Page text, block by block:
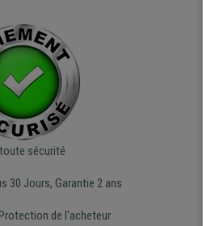
sécurité
30 Jours, Garantie 2 ans
de l'acheteur